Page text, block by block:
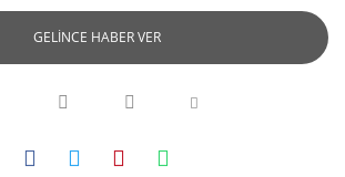
GELİNCE HABER VER